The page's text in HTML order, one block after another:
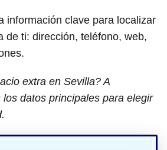
información clave para localizar
de ti: dirección, teléfono, web,
extra en Sevilla? A
datos principales para elegir